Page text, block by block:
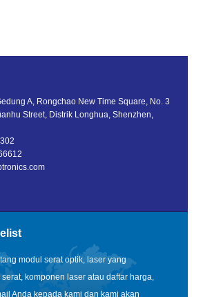
A, Rongchao New Time Square, No. 3
Street, Distrik Longhua, Shenzhen,
modul serat optik, laser yang
komponen laser atau daftar harga,
Anda kepada kami dan kami akan